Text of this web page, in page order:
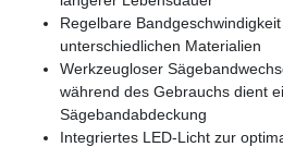
Regelbare
unterschiedlichen Materialien
Werkzeugloser
während des Gebrauchs dient
Sägebandabdeckung
Integriertes LED-Licht zur